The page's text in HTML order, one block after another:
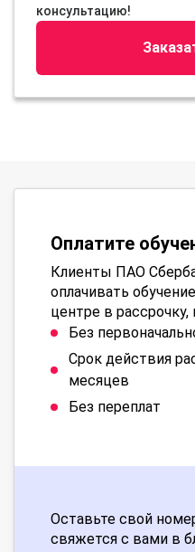
консультацию!
Оплатите
Клиенты ПАО
оплачивать
центре в
Без
Срок действия
месяцев
Без переплат
Оставьте свой
свяжется с вами в